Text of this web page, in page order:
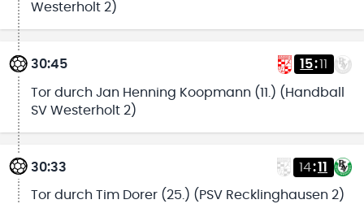
Westerholt 2)
30:45 15:11
Tor durch Jan Henning Koopmann (11.) (Handball
SV Westerholt 2)
30:33 14:11
Tor durch Tim Dorer (25.) (PSV Recklinghausen 2)